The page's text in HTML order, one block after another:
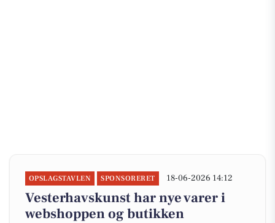
OPSLAGSTAVLEN SPONSORERET 18-06-2026 14:12
Vesterhavskunst har nye varer i
webshoppen og butikken